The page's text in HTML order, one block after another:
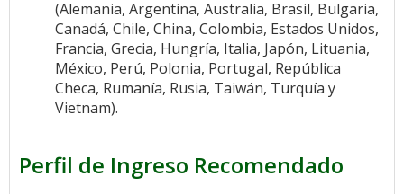
(Alemania, Argentina, Australia, Brasil, Bulgaria,
Canadá, Chile, China, Colombia, Estados Unidos,
Francia, Grecia, Hungría, Italia, Japón, Lituania,
México, Perú, Polonia, Portugal, República
Checa, Rumanía, Rusia, Taiwán, Turquía y
Vietnam).
Perfil de Ingreso Recomendado